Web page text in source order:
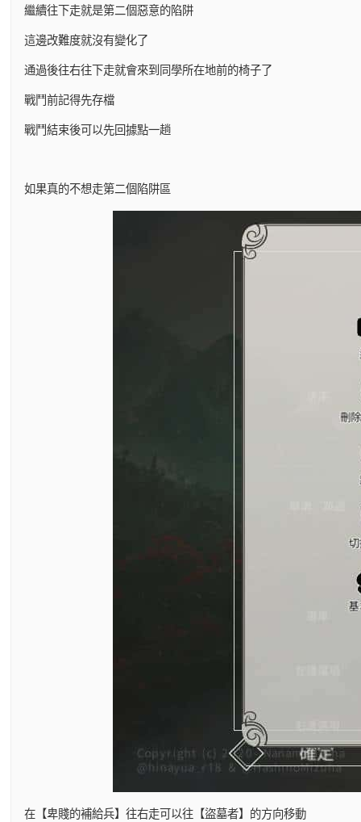
繼續往下走就是第二個惡意的陷阱
這邊改難度就沒有變化了
通過後往右往下走就會來到同學所在地前的椅子了
戰鬥前記得先存檔
戰鬥結束後可以先回據點一趟
如果真的不想走第二個陷阱區
在【卑賤的補給兵】往右走可以往【盜墓者】的方向移動